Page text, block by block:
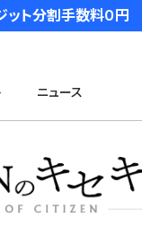
ット分割手数料０円
ニュース